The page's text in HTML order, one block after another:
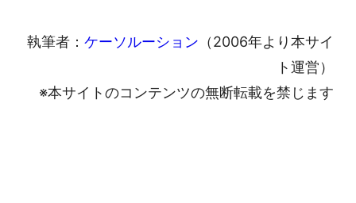
執筆者： ケーソルーション （2006年より本サイ
ト運営）
※本サイトのコンテンツの無断転載を禁じます